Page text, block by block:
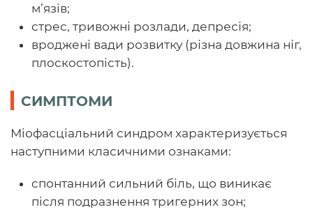
м’язів;
стрес, тривожні розлади, депресія;
вроджені вади розвитку (різна довжина ніг,
плоскостопість).
СИМПТОМИ
Міофасціальний синдром характеризується
наступними класичними ознаками:
спонтанний сильний біль, що виникає
після подразнення тригерних зон;